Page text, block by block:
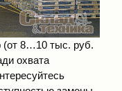
(от 8…10 тыс. руб.
охвата